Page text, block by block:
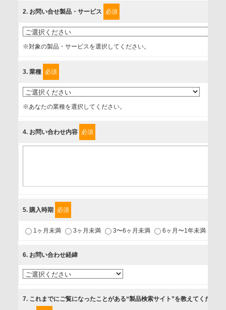
内等のために利用させていただいております。
情報を提供されるお客様（本人）に対して、情報の収集目
的、管理者、提供の有無、情報提供の任意性や権利について
確認し、当社への情報提供がお客様の懸念にならないよう
上げます。
事業者名
個人情報保護責任者
1.当社が取り扱う商品・サービスに関するご案内
2.当社が開催（主催・共催・協賛）するセミナーなど、各種イ
3.お客様の業務内容、及び興味、関心に応じた情報の提供
4.お客様満足度調査等のアンケートの依頼
2. お問い合せ製品・サービス 必須
※対象の製品・サービスを選択してください。
3. 業種 必須
※あなたの業種を選択してください。
4. お問い合わせ内容 必須
5. 購入時期 必須
1ヶ月未満 3ヶ月未満 3〜6ヶ月未満 6ヶ月〜1年未満
6. お問い合わせ経緯
7. これまでにご覧になったことがある“製品検索サイト”を教えてください